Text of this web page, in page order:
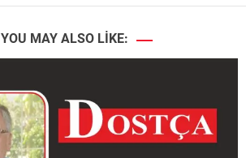
YOU MAY ALSO LIKE: